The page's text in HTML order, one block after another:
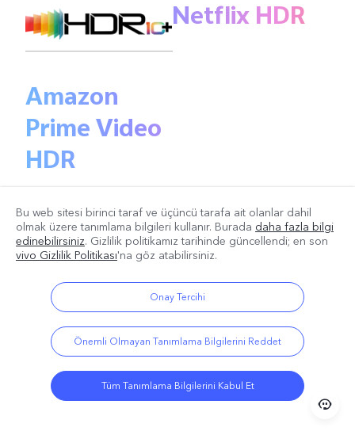
Netflix HDR
Amazon
Prime Video
HDR
Çift Stereo Hoparlör
%400 Ses.
Bu web sitesi birinci taraf ve üçüncü tarafa ait olanlar dahil
olmak üzere tanımlama bilgileri kullanır. Burada daha fazla bilgi
edinebilirsiniz. Gizlilik politikamıztarihinde güncellendi; en son
vivo Gizlilik Politikası'na göz atabilirsiniz.
Onay Tercihi
Önemli Olmayan Tanımlama Bilgilerini Reddet
Tüm Tanımlama Bilgilerini Kabul Et